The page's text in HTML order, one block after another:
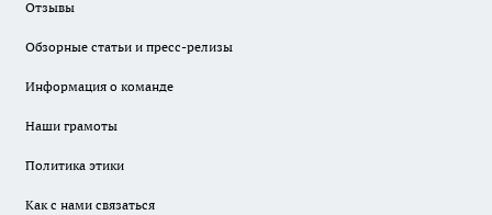
Отзывы
Обзорные статьи и пресс-релизы
Информация о команде
Наши грамоты
Политика этики
Как с нами связаться